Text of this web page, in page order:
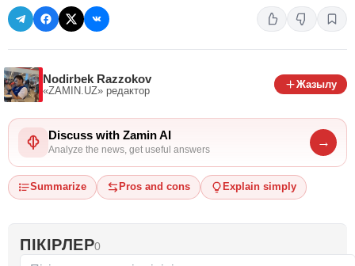
Nodirbek Razzokov
«ZAMIN.UZ» редактор
Жазылу
Discuss with Zamin AI
Analyze the news, get useful answers
→
Summarize Pros and cons Explain simply
ПІКІРЛЕР0